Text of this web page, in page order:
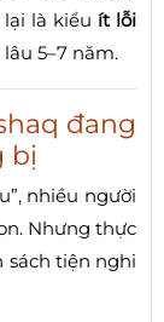
lại là kiểu ít lỗi
5–7 năm.
đang
bị
nhiều người
Nhưng thực
sách tiện nghi